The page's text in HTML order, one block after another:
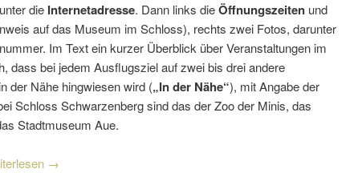
die Internetadresse. Dann links dieÖffnungszeiten und
auf das Museum im Schloss), rechts zwei Fotos, darunter
Im Text ein kurzer Überblick über Veranstaltungen im
dass bei jedem Ausflugsziel auf zwei bis drei andere
der Nähe hing­wiesen wird („In der Nähe“), mit Angabe der
Schloss Schwarzenberg sind das der Zoo der Minis, das
Stadtmuseum Aue.
→